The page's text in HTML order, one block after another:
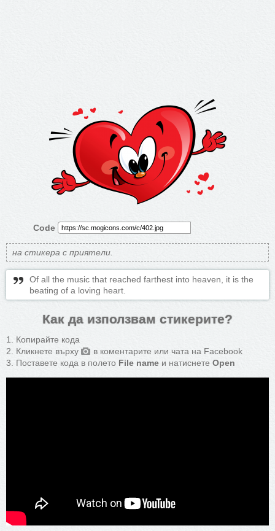
Code
на стикера с приятели.
Of all the music that reached farthest into heaven, it is the
beating of a loving heart.
Как да използвам стикерите?
Копирайте кода
Кликнете върху
в коментарите или чата на Facebook
Поставете кода в полето File name и натиснете Open